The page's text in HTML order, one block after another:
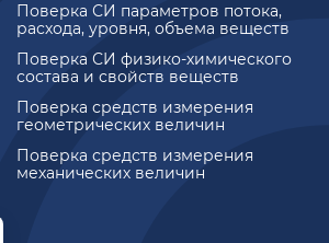
Поверка СИ параметров потока,
расхода, уровня, объема веществ
Поверка СИ физико-химического
состава и свойств веществ
Поверка средств измерения
геометрических величин
Поверка средств измерения
механических величин